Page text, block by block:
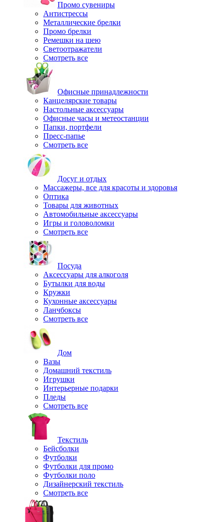
Промо сувениры
Антистрессы
Металлические брелки
Промо брелки
Ремешки на шею
Светоотражатели
Смотреть все
Офисные принадлежности
Канцелярские товары
Настольные аксессуары
Офисные часы и метеостанции
Папки, портфели
Пресс-папье
Смотреть все
Досуг и отдых
Массажеры, все для красоты и здоровья
Оптика
Товары для животных
Автомобильные аксессуары
Игры и головоломки
Смотреть все
Посуда
Аксессуары для алкоголя
Бутылки для воды
Кружки
Кухонные аксессуары
Ланчбоксы
Смотреть все
Дом
Вазы
Домашний текстиль
Игрушки
Интерьерные подарки
Пледы
Смотреть все
Текстиль
Бейсболки
Футболки
Футболки для промо
Футболки поло
Дизайнерский текстиль
Смотреть все